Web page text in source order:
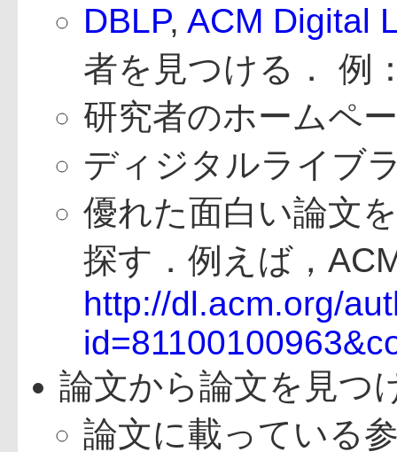
DBLP, ACM Digital
者を見つける． 例
研究者のホームペ
ディジタルライブ
優れた面白い論文
探す．例えば，
http://dl.acm.org/
論文から論文を見つ
論文に載っている